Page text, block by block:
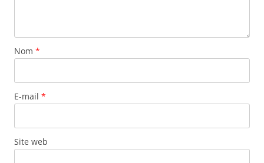
Nom *
E-mail *
Site web